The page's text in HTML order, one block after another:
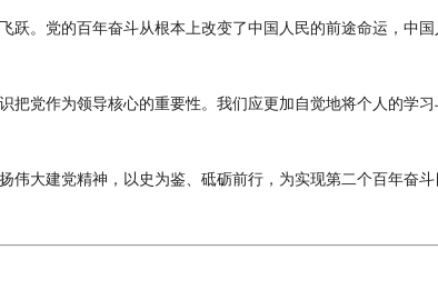
。党的百年奋斗从根本上改变了中国人民的前途命运，中
党作为领导核心的重要性。我们应更加自觉地将个人的学
大建党精神，以史为鉴、砥砺前行，为实现第二个百年奋